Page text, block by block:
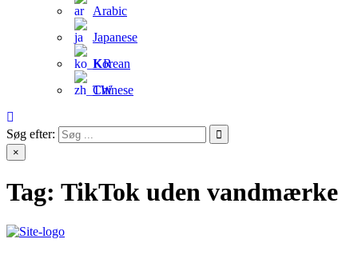
Arabic
Japanese
Korean
Chinese
Søg efter:
×
Tag: TikTok uden vandmærke